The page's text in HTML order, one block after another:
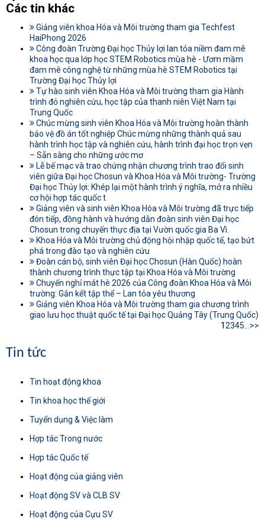
Các tin khác
Giảng viên khoa Hóa và Môi trường tham gia Techfest
HaiPhong 2026
Công đoàn Trường Đại học Thủy lợi lan tỏa niềm đam mê
khoa học qua lớp học STEM Robotics mùa hè - Ươm mầm
đam mê công nghệ từ những mùa hè STEM Robotics tại
Trường Đại học Thủy lợi
Tự hào sinh viên Khoa Hóa và Môi trường tham gia Hành
trình đỏ nghiên cứu, học tập của thanh niên Việt Nam tại
Trung Quốc
Chúc mừng sinh viên Khoa Hóa và Môi trường hoàn thành
bảo vệ đồ án tốt nghiệp Chúc mừng những thành quả sau
hành trình học tập và nghiên cứu, hành trình đại học trọn vẹn
– Sẵn sàng cho những ước mơ
Lễ bế mạc và trao chứng nhận chương trình trao đổi sinh
viên giữa Đại học Chosun và Khoa Hóa và Môi trường- Trường
Đại học Thủy lợi: Khép lại một hành trình ý nghĩa, mở ra nhiều
cơ hội hợp tác quốc t
Giảng viên và sinh viên Khoa Hóa và Môi trường đã trực tiếp
đón tiếp, đồng hành và hướng dẫn đoàn sinh viên Đại học
Chosun trong chuyến thực địa tại Vườn quốc gia Ba Vì.
Khoa Hóa và Môi trường chủ động hội nhập quốc tế, tạo bứt
phá trong đào tạo và nghiên cứu
Đoàn cán bộ, sinh viên Đại học Chosun (Hàn Quốc) hoàn
thành chương trình thực tập tại Khoa Hóa và Môi trường
Chuyến nghỉ mát hè 2026 của Công đoàn Khoa Hóa và Môi
trường: Gắn kết tập thể – Lan tỏa yêu thương
Giảng viên Khoa Hóa và Môi trường tham gia chương trình
giao lưu học thuật quốc tế tại Đại học Quảng Tây (Trung Quốc)
12345 >>
Tin tức
Tin hoạt động khoa
Tin khoa học thế giới
Tuyển dụng & Việc làm
Hợp tác Trong nước
Hợp tác Quốc tế
Hoạt động của giảng viên
Hoạt động SV và CLB SV
Hoạt động của Cựu SV